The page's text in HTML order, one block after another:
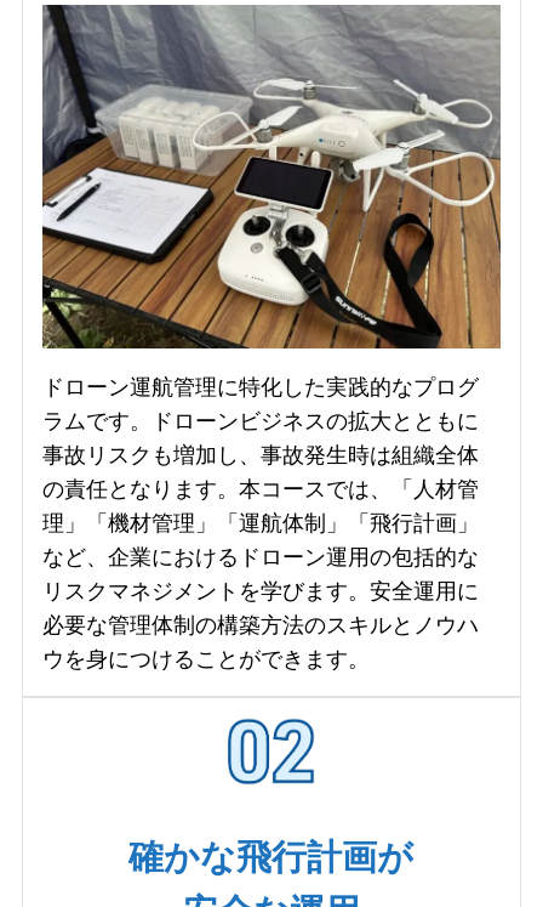
ドローン運航管理に特化した実践的なプログ
ラムです。ドローンビジネスの拡大とともに
事故リスクも増加し、事故発生時は組織全体
の責任となります。本コースでは、「人材管
理」「機材管理」「運航体制」「飛行計画」
など、企業におけるドローン運用の包括的な
リスクマネジメントを学びます。安全運用に
必要な管理体制の構築方法のスキルとノウハ
ウを身につけることができます。
確かな飛行計画が